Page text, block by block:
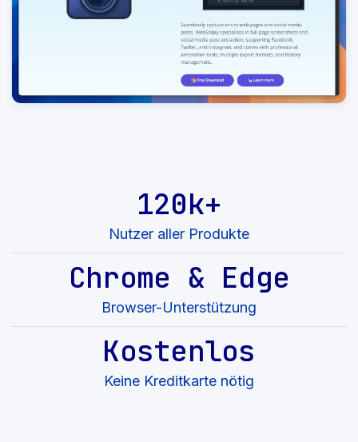
120k+
Nutzer aller Produkte
Chrome & Edge
Browser-Unterstützung
Kostenlos
Keine Kreditkarte nötig